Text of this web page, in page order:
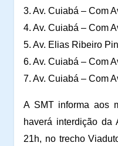
3. Av. Cuiabá – Com
4. Av. Cuiabá – Com
5. Av. Elias Ribeiro
6. Av. Cuiabá – Com
7. Av. Cuiabá – Com
A SMT informa aos
haverá interdição
21h, no trecho